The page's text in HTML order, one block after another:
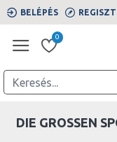
BELÉPÉS
0
DIE GROSSEN